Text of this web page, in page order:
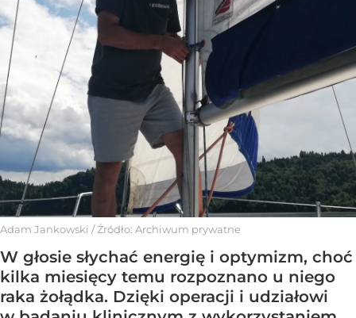
Adam Jankowski / Źródło: Archiwum prywatne
W głosie słychać energię i optymizm, choć
kilka miesięcy temu rozpoznano u niego
raka żołądka. Dzięki operacji i udziałowi